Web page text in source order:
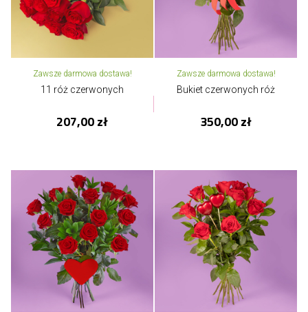
Zawsze darmowa dostawa!
11 róż czerwonych
207,00 zł
Zawsze darmowa dostawa!
Bukiet czerwonych róż
350,00 zł